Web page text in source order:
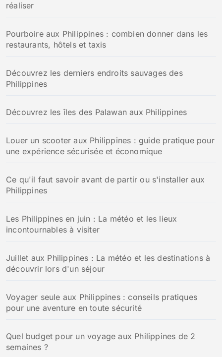
réaliser
Pourboire aux Philippines : combien donner dans les
restaurants, hôtels et taxis
Découvrez les derniers endroits sauvages des
Philippines
Découvrez les îles des Palawan aux Philippines
Louer un scooter aux Philippines : guide pratique pour
une expérience sécurisée et économique
Ce qu'il faut savoir avant de partir ou s'installer aux
Philippines
Les Philippines en juin : La météo et les lieux
incontournables à visiter
Juillet aux Philippines : La météo et les destinations à
découvrir lors d'un séjour
Voyager seule aux Philippines : conseils pratiques
pour une aventure en toute sécurité
Quel budget pour un voyage aux Philippines de 2
semaines ?